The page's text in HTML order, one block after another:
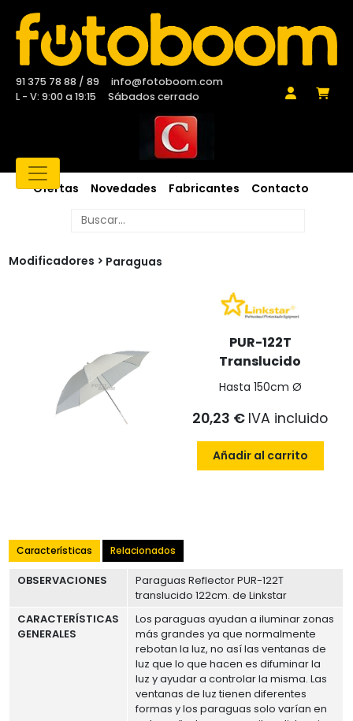
91 375 78 88 / 89
info@fotoboom.com
L - V: 9:00 a 19:15
Sábados cerrado
Ofertas Novedades Fabricantes Contacto
Modificadores Paraguas
PUR-122T
Translucido
Hasta 150cm Ø
20,23 € IVA incluido
Añadir al carrito
Características Relacionados
OBSERVACIONES
Paraguas Reflector PUR-122T
translucido 122cm. de Linkstar
CARACTERÍSTICAS
GENERALES
Los paraguas ayudan a iluminar zonas
más grandes ya que normalmente
rebotan la luz, no así las ventanas de
luz que lo que hacen es difuminar la
luz y ayudar a controlar la misma. Las
ventanas de luz tienen diferentes
formas y los paraguas solo varían en